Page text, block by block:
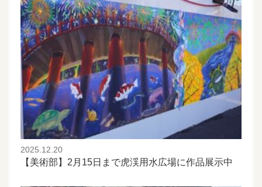
2025.12.20
【美術部】2月15日まで虎渓用水広場に作品展示中